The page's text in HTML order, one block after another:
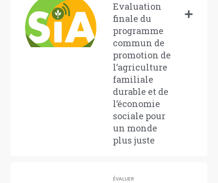
Evaluation
finale du
programme
commun de
promotion de
l’agriculture
familiale
durable et de
l’économie
sociale pour
un monde
plus juste
ÉVALUER